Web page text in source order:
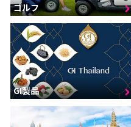
ゴルフ
GI製品